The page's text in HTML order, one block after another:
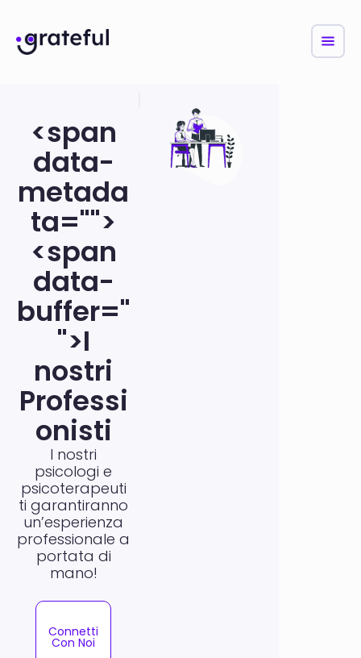
<span
data-
metada
ta="">
<span
data-
buffer="
">I
nostri
Professi
onisti
I nostri
psicologi e
psicoterapeuti
ti garantiranno
un’esperienza
professionale a
portata di
mano!
Connetti
Con Noi